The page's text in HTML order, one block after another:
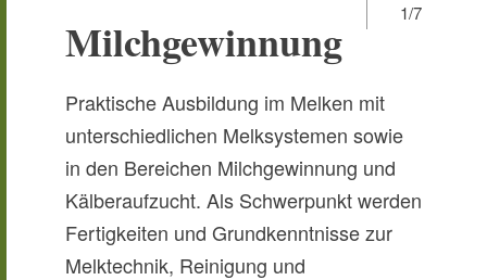
Milchgewinnung
Praktische Ausbildung im Melken mit
unterschiedlichen Melksystemen sowie
in den Bereichen Milchgewinnung und
Kälberaufzucht. Als Schwerpunkt werden
Fertigkeiten und Grundkenntnisse zur
Melktechnik, Reinigung und
1/7